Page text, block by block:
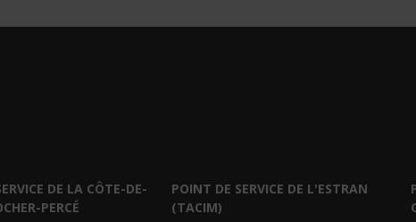
DE LA CÔTE-DE-
PERCÉ
POINT DE SERVICE DE L'ESTRAN
(TACIM)